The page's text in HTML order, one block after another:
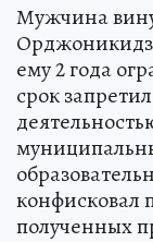
Мужчина
ему 2 года
срок
конфисковал
полученных